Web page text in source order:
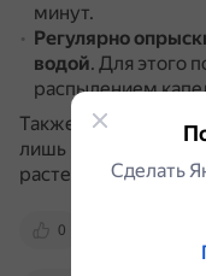
минут.
Регулярно
водой. Для этого
распылением
Также можно
лишь время от
растение может
0
Сделать